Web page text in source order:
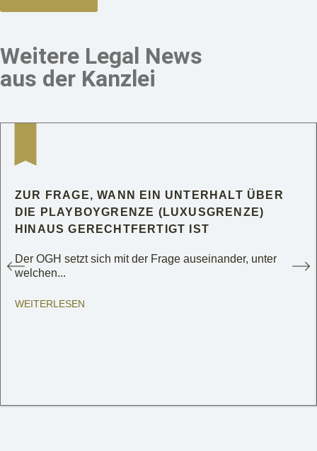
Weitere Legal News
aus der Kanzlei
ZUR FRAGE, WANN EIN UNTERHALT ÜBER
DIE PLAYBOYGRENZE (LUXUSGRENZE)
HINAUS GERECHTFERTIGT IST
Der OGH setzt sich mit der Frage auseinander, unter
welchen...
WEITERLESEN